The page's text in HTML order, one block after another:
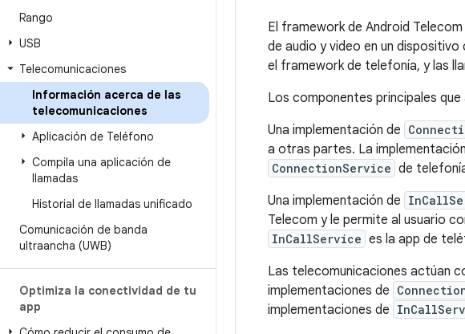
Rango
USB
Telecomunicaciones
Información acerca de las
telecomunicaciones
Aplicación de Teléfono
Compila una aplicación de
llamadas
Historial de llamadas unificado
Comunicación de banda
ultraancha (UWB)
Optimiza la conectividad de tu
app
El framework de Android
de audio y video en un dispositivo
el framework de telefonía, y las
Los componentes principales
Una implementación de
a otras partes. La
ConnectionService de
Una implementación de
Telecom y le permite al usuario
InCallService es la app de
Las telecomunicaciones actúan
implementaciones de
implementaciones de